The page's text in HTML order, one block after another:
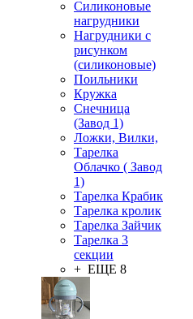
Силиконовые
нагрудники
Нагрудники с
рисунком
(силиконовые)
Поильники
Кружка
Снечница
(Завод 1)
Ложки, Вилки,
Тарелка
Облачко ( Завод
1)
Тарелка Крабик
Тарелка кролик
Тарелка Зайчик
Тарелка 3
секции
+ ЕЩЕ 8